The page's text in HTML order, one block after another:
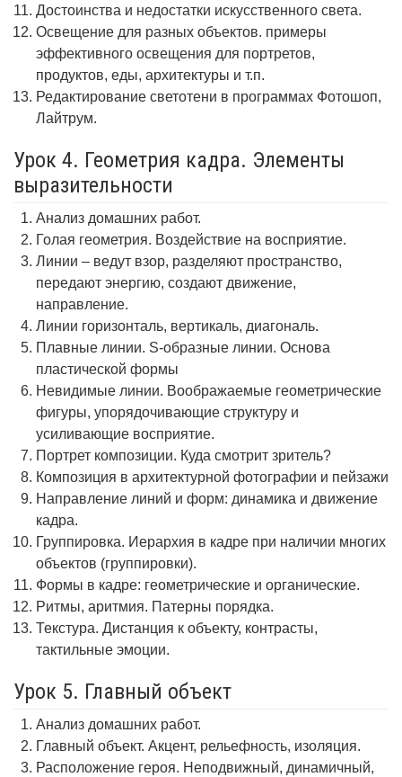
Достоинства и недостатки искусственного света.
Освещение для разных объектов. примеры
эффективного освещения для портретов,
продуктов, еды, архитектуры и т.п.
Редактирование светотени в программах Фотошоп,
Лайтрум.
Урок 4. Геометрия кадра. Элементы
выразительности
Анализ домашних работ.
Голая геометрия. Воздействие на восприятие.
Линии – ведут взор, разделяют пространство,
передают энергию, создают движение,
направление.
Линии горизонталь, вертикаль, диагональ.
Плавные линии. S-образные линии. Основа
пластической формы
Невидимые линии. Воображаемые геометрические
фигуры, упорядочивающие структуру и
усиливающие восприятие.
Портрет композиции. Куда смотрит зритель?
Композиция в архитектурной фотографии и пейзажи
Направление линий и форм: динамика и движение
кадра.
Группировка. Иерархия в кадре при наличии многих
объектов (группировки).
Формы в кадре: геометрические и органические.
Ритмы, аритмия. Патерны порядка.
Текстура. Дистанция к объекту, контрасты,
тактильные эмоции.
Урок 5. Главный объект
Анализ домашних работ.
Главный объект. Акцент, рельефность, изоляция.
Расположение героя. Неподвижный, динамичный,